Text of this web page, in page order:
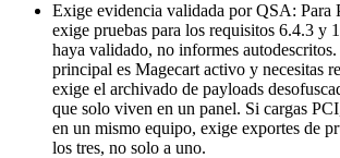
Exige evidencia validada por QSA: Para
exige pruebas para los requisitos 6.4.3 y
haya validado, no informes
principal es Magecart activo y necesitas
exige el archivado de payloads
que solo viven en un panel. Si cargas
en un mismo equipo, exige exportes de
los tres, no solo a uno.